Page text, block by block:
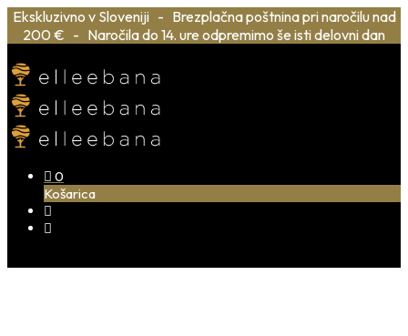
Ekskluzivno v Sloveniji - Brezplačna poštnina pri naročilu nad
200 € - Naročila do 14. ure odpremimo še isti delovni dan
0
Košarica